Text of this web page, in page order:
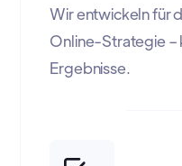
Wir entwickeln für
Online-Strategie –
Ergebnisse.